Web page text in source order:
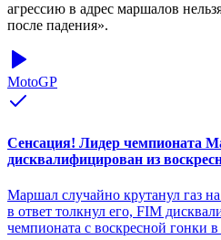
агрессию в адрес маршалов
после падения».
MotoGP
Сенсация! Лидер чемпионата
дисквалифицирован из
Маршал случайно крутанул газ
в ответ толкнул его, FIM
чемпионата с воскресной гонки